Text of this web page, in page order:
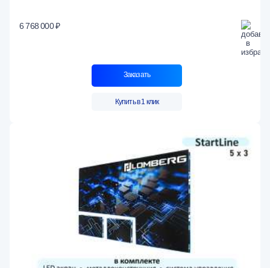
6 768 000 ₽
Заказать
Купить в 1 клик